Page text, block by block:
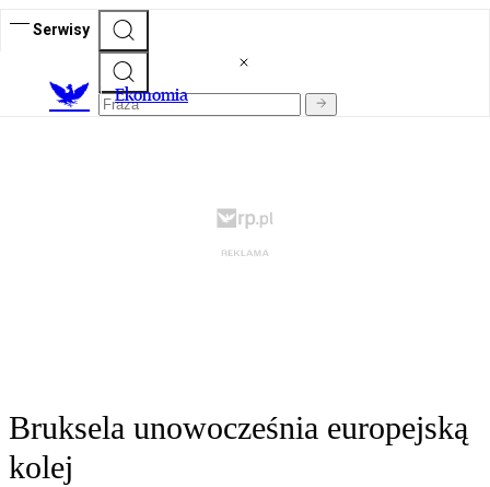
Serwisy
Ekonomia
Bruksela unowocześnia europejską
kolej